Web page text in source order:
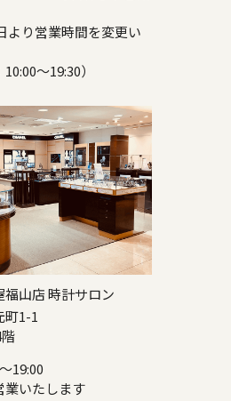
より営業時間を変更い
～19:30）
山店 時計サロン
町1-1
19:00
いたします